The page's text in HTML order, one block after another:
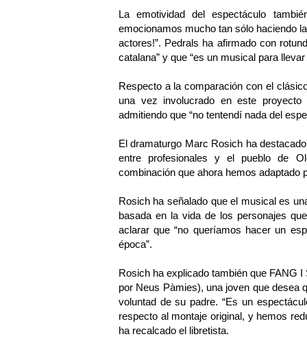
La emotividad del espectáculo
emocionamos mucho tan sólo haciendo
actores!”. Pedrals ha afirmado con
catalana” y que “es un musical para
Respecto a la comparación con el
una vez involucrado en este
admitiendo que “no tentendí nada del
El dramaturgo Marc Rosich ha
entre profesionales y el pueblo de
combinación que ahora hemos adaptado
Rosich ha señalado que el musical es
basada en la vida de los personajes
aclarar que “no queríamos hacer un
época”.
Rosich ha explicado también que FANG
por Neus Pàmies), una joven que desea
voluntad de su padre. “Es un
respecto al montaje original, y hemos
ha recalcado el libretista.